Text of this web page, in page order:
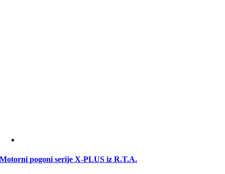
Motorni pogoni serije X-PLUS iz R.T.A.